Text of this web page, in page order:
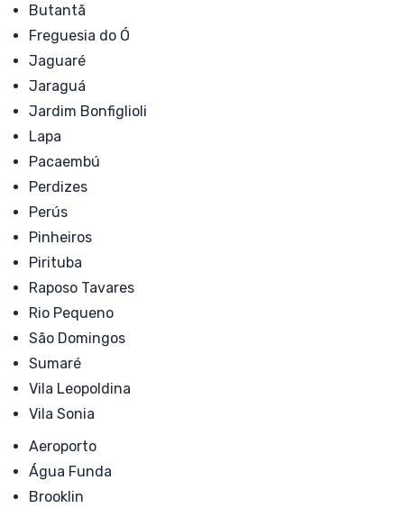
Butantã
Freguesia do Ó
Jaguaré
Jaraguá
Jardim Bonfiglioli
Lapa
Pacaembú
Perdizes
Perús
Pinheiros
Pirituba
Raposo Tavares
Rio Pequeno
São Domingos
Sumaré
Vila Leopoldina
Vila Sonia
Aeroporto
Água Funda
Brooklin